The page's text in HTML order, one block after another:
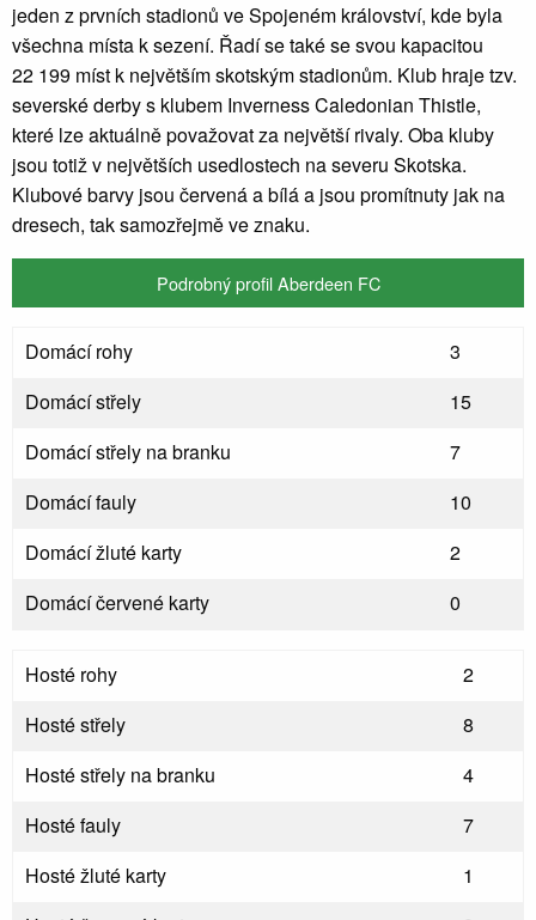
jeden z prvních stadionů ve Spojeném království, kde byla
všechna místa k sezení. Řadí se také se svou kapacitou
22 199 míst k největším skotským stadionům. Klub hraje tzv.
severské derby s klubem Inverness Caledonian Thistle,
které lze aktuálně považovat za největší rivaly. Oba kluby
jsou totiž v největších usedlostech na severu Skotska.
Klubové barvy jsou červená a bílá a jsou promítnuty jak na
dresech, tak samozřejmě ve znaku.
Podrobný profil Aberdeen FC
Domácí rohy
3
Domácí střely
15
Domácí střely na branku
7
Domácí fauly
10
Domácí žluté karty
2
Domácí červené karty
0
Hosté rohy
2
Hosté střely
8
Hosté střely na branku
4
Hosté fauly
7
Hosté žluté karty
1